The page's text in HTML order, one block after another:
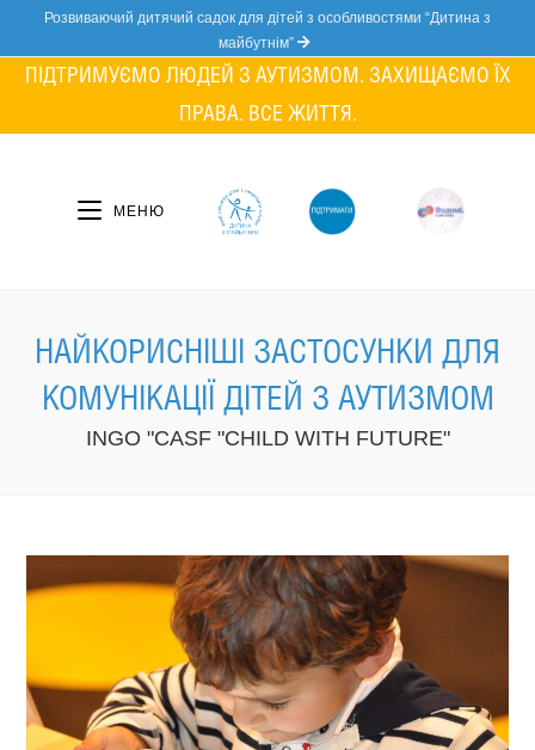
content
Розвиваючий дитячий садок для дітей з особливостями “Дитина з
майбутнім”
ПІДТРИМУЄМО ЛЮДЕЙ З АУТИЗМОМ. ЗАХИЩАЄМО ЇХ
ПРАВА. ВСЕ ЖИТТЯ.
МЕНЮ
НАЙКОРИСНІШІ ЗАСТОСУНКИ ДЛЯ
КОМУНІКАЦІЇ ДІТЕЙ З АУТИЗМОМ
INGO "CASF "CHILD WITH FUTURE"